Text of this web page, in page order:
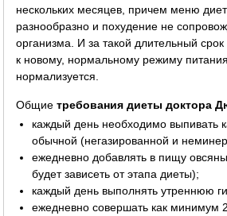
нескольких месяцев, причем меню
разнообразно и похудение не
организма. И за такой длительный
к новому, нормальному режиму
нормализуется.
Общиетребования диеты доктора
каждый день необходимо выпивать
обычной (негазированной и
ежедневно добавлять в пищу
будет зависеть от этапа диеты);
каждый день выполнять утреннюю
ежедневно совершать как минимум